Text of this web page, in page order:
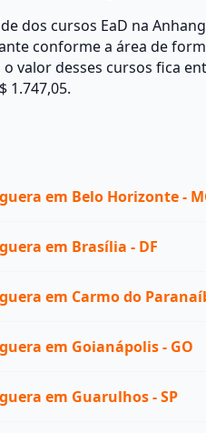
dos cursos EaD na
conforme a área de
valor desses cursos fica
1.747,05.
em Belo Horizonte -
em Brasília - DF
em Carmo do
em Goianápolis - GO
em Guarulhos - SP